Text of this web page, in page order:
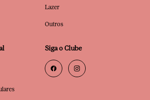
Lazer
Outros
Siga o Clube